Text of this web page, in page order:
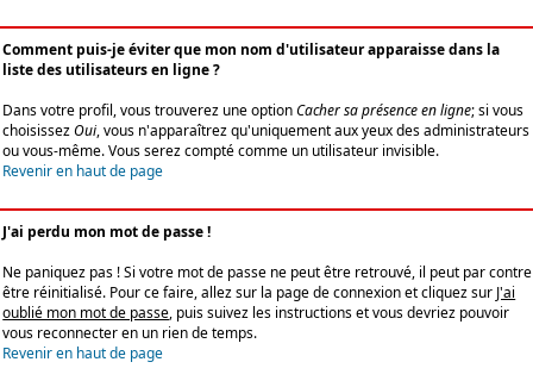
Comment puis-je éviter que mon nom d'utilisateur apparaisse dans la
liste des utilisateurs en ligne ?
Dans votre profil, vous trouverez une optionCacher sa présence en ligne; si vous
choisissezOui, vous n'apparaîtrez qu'uniquement aux yeux des administrateurs
ou vous-même. Vous serez compté comme un utilisateur invisible.
Revenir en haut de page
J'ai perdu mon mot de passe !
Ne paniquez pas ! Si votre mot de passe ne peut être retrouvé, il peut par contre
être réinitialisé. Pour ce faire, allez sur la page de connexion et cliquez sur J'ai
oublié mon mot de passe, puis suivez les instructions et vous devriez pouvoir
vous reconnecter en un rien de temps.
Revenir en haut de page